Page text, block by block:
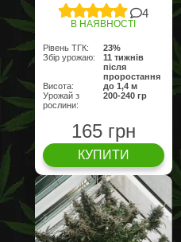
4
В НАЯВНОСТІ
Рівень ТГК:
23%
Збір урожаю:
11 тижнів
після
проростання
Висота:
до 1,4 м
Урожай з
рослини:
200-240 гр
165 грн
КУПИТИ